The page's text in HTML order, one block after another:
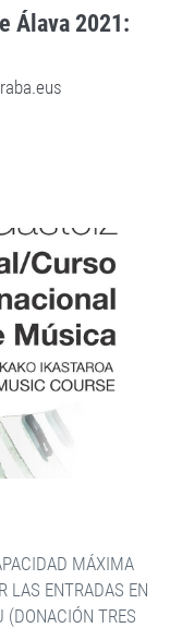
Álava 2021:
MÁXIMA
LAS ENTRADAS EN
(DONACIÓN TRES